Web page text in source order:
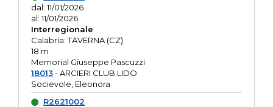
dal: 11/01/2026
al: 11/01/2026
Interregionale
Calabria: TAVERNA (CZ)
18 m
Memorial Giuseppe Pascuzzi
18013- ARCIERI CLUB LIDO
Socievole, Eleonora
R2621002